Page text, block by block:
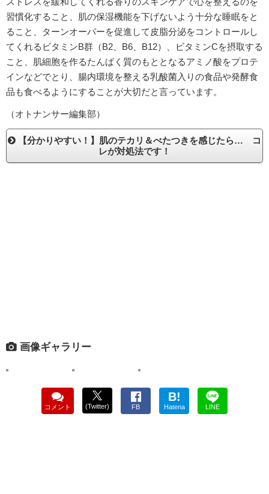
習慣化すること、肌の保湿機能を下げないよう十分な睡眠をと
ること、ターンオーバーを促進して皮脂分泌をコントロールし
てくれるビタミンB群（B2、B6、B12）、ビタミンCを摂取する
こと、肌細胞を作るたんぱく質のもととなるアミノ酸をプロテ
インなどでとり、腸内環境を整える乳酸菌入りの食品や発酵食
品も食べるようにすることが大切だと言っています。
（オトナンサー編集部）
【分かりやすい！】肌のテカリ＆べたつきを感じたら… コ
レが対処法です！
画像ギャラリー
コメント (Twitter) FB
B!
Hatena LINE